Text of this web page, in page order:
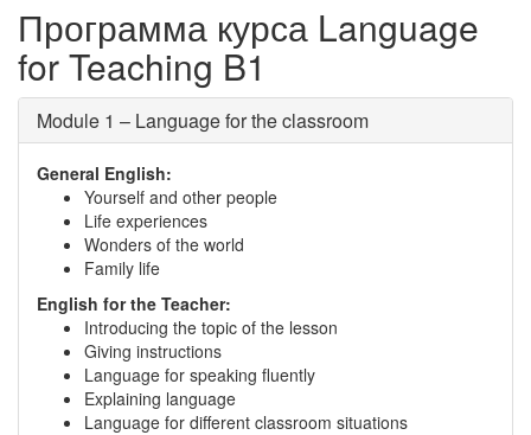
Программа курса Language
for Teaching B1
Module 1 – Language for the classroom
General English:
Yourself and other people
Life experiences
Wonders of the world
Family life
English for the Teacher:
Introducing the topic of the lesson
Giving instructions
Language for speaking fluently
Explaining language
Language for different classroom situations